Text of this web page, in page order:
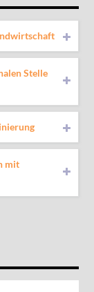
Stelle
mit